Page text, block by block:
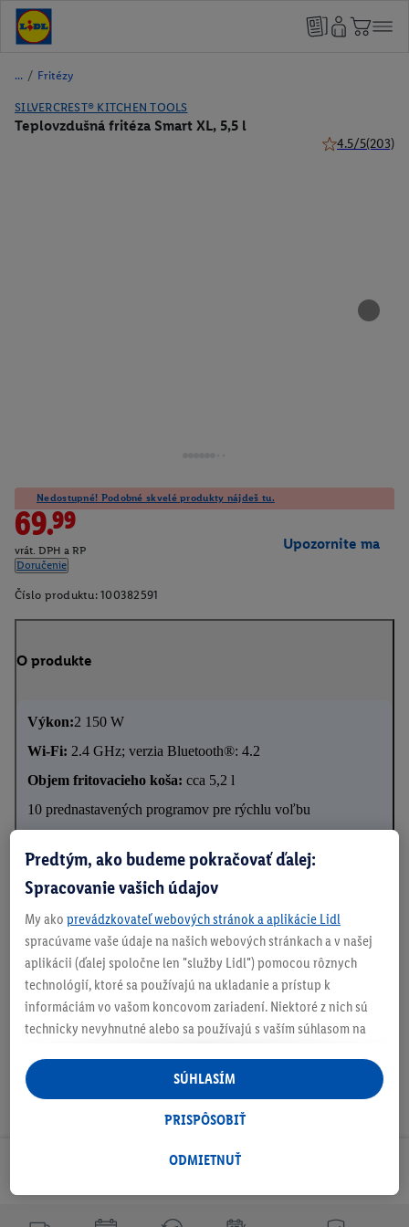
/ Fritézy
SILVERCREST® KITCHEN TOOLS
Teplovzdušná fritéza Smart XL, 5,5 l
4.5/5(203)
Nedostupné! Podobné skvelé produkty nájdeš tu.
69.99
vrát. DPH a RP
Doručenie
Upozornite ma
Číslo produktu: 100382591
O produkte
Výkon:2 150 W
Wi-Fi: 2.4 GHz; verzia Bluetooth®: 4.2
Objem fritovacieho koša: cca 5,2 l
10 prednastavených programov pre rýchlu voľbu
Podrobnosti o bezpečnosti produktu
Na stiahnutie
Odoberaj Newsletter!
Predtým, ako budeme pokračovať ďalej:
Spracovanie vašich údajov
My ako prevádzkovateľ webových stránok a aplikácie Lidl
spracúvame vaše údaje na našich webových stránkach a v našej
aplikácii (ďalej spoločne len "služby Lidl") pomocou rôznych
technológií, ktoré sa používajú na ukladanie a prístup k
informáciám vo vašom koncovom zariadení. Niektoré z nich sú
technicky nevyhnutné alebo sa používajú s vaším súhlasom na
personalizovanú reklamu v rámci služieb Lidl aj mimo nich. Ak
ste účastníkom programu Lidl Plus, na tieto účely sa spracúvajú
aj údaje z vášho nákupného správania v obchode.
následne si vytvoríte účet Lidl Plus alebo sa prihlásite do svojho
ODMIETNUŤ
PRISPÔSOBIŤ
SÚHLASÍM